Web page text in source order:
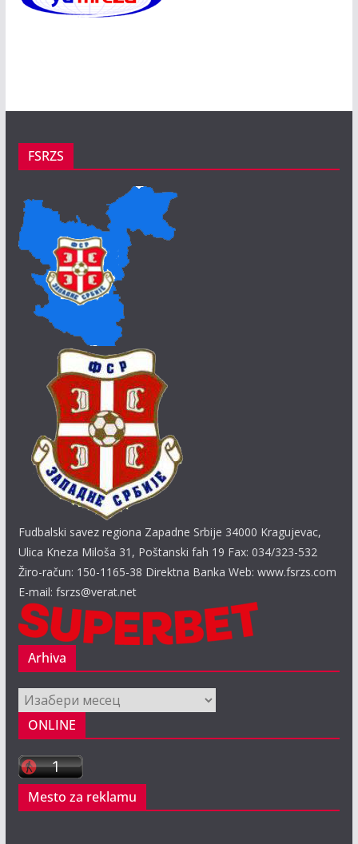
FSRZS
Fudbalski savez regiona Zapadne Srbije 34000 Kragujevac,
Ulica Kneza Miloša 31, Poštanski fah 19 Fax: 034/323-532
Žiro-račun: 150-1165-38 Direktna Banka Web: www.fsrzs.com
E-mail: fsrzs@verat.net
Arhiva
Arhiva
ONLINE
Mesto za reklamu